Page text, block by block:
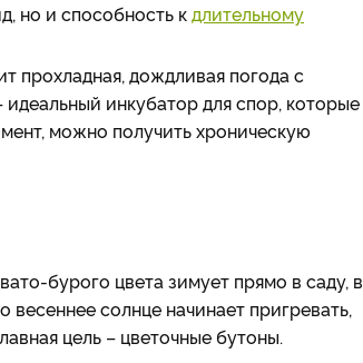
но и способность кдлительному
прохладная, дождливая погода с
идеальный инкубатор для спор, которые
можно получить хроническую
бурого цвета зимует прямо в саду, в
солнце начинает пригревать,
цель – цветочные бутоны.